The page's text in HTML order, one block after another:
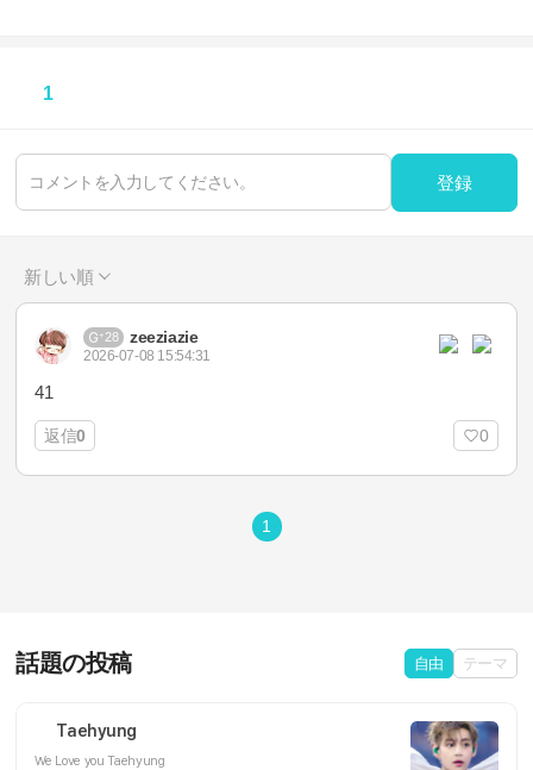
1
登録
新しい順
28 zeeziazie
2026-07-08 15:54:31
41
返信0 0
1
話題の投稿 自由 テーマ
Taehyung
We Love you Taehyung